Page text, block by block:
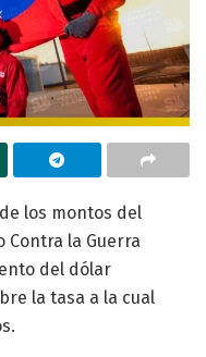
los montos del
Contra la Guerra
del dólar
la tasa a la cual